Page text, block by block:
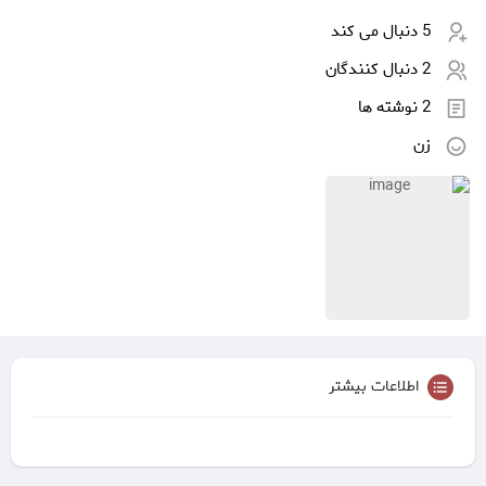
5 دنبال می کند
2 دنبال کنندگان
2 نوشته ها
زن
اطلاعات بیشتر